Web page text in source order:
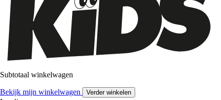
Subtotaal winkelwagen
Bekijk mijn winkelwagen Verder winkelen